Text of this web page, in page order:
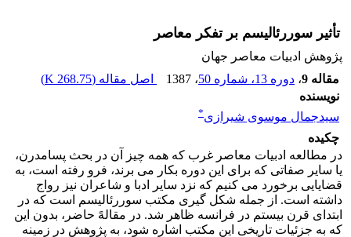
تأثیر سوررئالیسم بر تفکر معاصر
پژوهش ادبیات معاصر جهان
مقاله 9
، دوره 13، شماره 50 ، 1387 اصل مقاله (268.75 K
)
نویسنده
سیدجمال موسوی شیرازی*
چکیده
در مطالعه ادبیات معاصر غرب که همه چیز آن در بحث پسامدرن،
یا سایر صفاتی که برای این دوره بکار می برند، فرو رفته است، به
قضایایی برخورد می کنیم که نزد سایر ادبا و شاعران نیز رواج
داشته است. از جمله شکل گیری مکتب سوررئالیسم است که در
ابتدای قرن بیستم در فرانسه ظاهر شد. در مقالهً حاضر، بدون این
که به جزئیات تاریخی این مکتب اشاره شود، به پژوهش در زمینه